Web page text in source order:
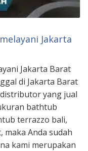
Jakarta
Jakarta Barat
di Jakarta Barat
yang jual
bathtub
terrazzo bali,
maka Anda sudah
kami merupakan